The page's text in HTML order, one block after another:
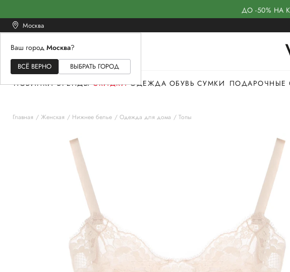
ДО -50% НА
Москва
Ваш город Москва?
ВСЁ ВЕРНО ВЫБРАТЬ ГОРОД
ЖЕНСКОЕМУЖСКОЕ
НОВИНКИ БРЕНДЫ СКИДКИ ОДЕЖДА ОБУВЬ СУМКИ ПОДАРОЧНЫЕ
Главная Женская Нижнее белье Одежда для дома Топы